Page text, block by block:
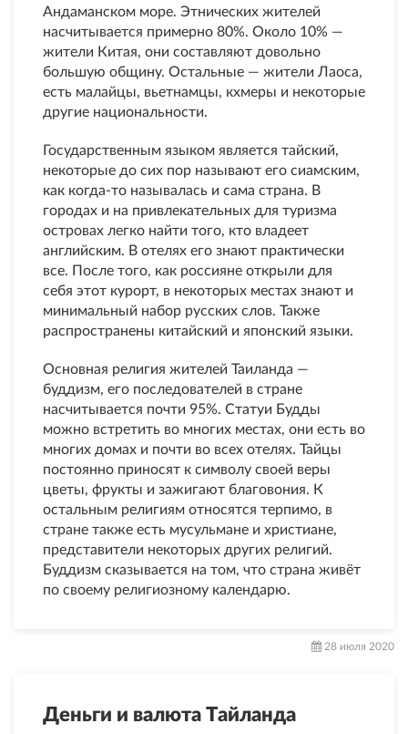
Андаманском море. Этнических жителей
насчитывается примерно 80%. Около 10% —
жители Китая, они составляют довольно
большую общину. Остальные — жители Лаоса,
есть малайцы, вьетнамцы, кхмеры и некоторые
другие национальности.
Государственным языком является тайский,
некоторые до сих пор называют его сиамским,
как когда-то называлась и сама страна. В
городах и на привлекательных для туризма
островах легко найти того, кто владеет
английским. В отелях его знают практически
все. После того, как россияне открыли для
себя этот курорт, в некоторых местах знают и
минимальный набор русских слов. Также
распространены китайский и японский языки.
Основная религия жителей Таиланда —
буддизм, его последователей в стране
насчитывается почти 95%. Статуи Будды
можно встретить во многих местах, они есть во
многих домах и почти во всех отелях. Тайцы
постоянно приносят к символу своей веры
цветы, фрукты и зажигают благовония. К
остальным религиям относятся терпимо, в
стране также есть мусульмане и христиане,
представители некоторых других религий.
Буддизм сказывается на том, что страна живёт
по своему религиозному календарю.
28 июля 2020
Деньги и валюта Тайланда